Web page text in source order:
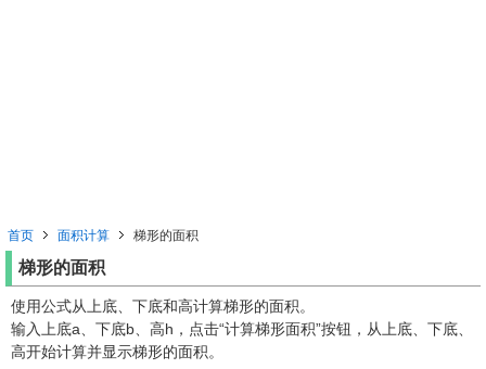
首页 面积计算 梯形的面积
梯形的面积
使用公式从上底、下底和高计算梯形的面积。
输入上底a、下底b、高h，点击“计算梯形面积”按钮，从上底、下底、
高开始计算并显示梯形的面积。